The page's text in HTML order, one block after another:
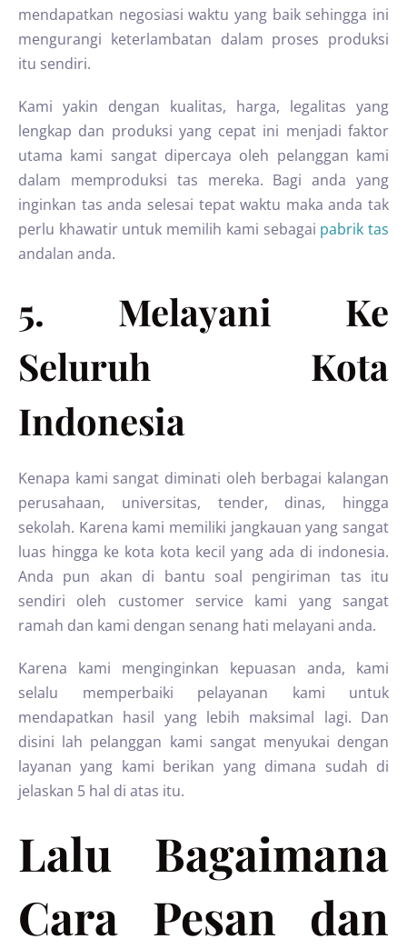
mendapatkan negosiasi waktu yang baik sehingga ini
mengurangi keterlambatan dalam proses produksi
itu sendiri.
Kami yakin dengan kualitas, harga, legalitas yang
lengkap dan produksi yang cepat ini menjadi faktor
utama kami sangat dipercaya oleh pelanggan kami
dalam memproduksi tas mereka. Bagi anda yang
inginkan tas anda selesai tepat waktu maka anda tak
perlu khawatir untuk memilih kami sebagai pabrik tas
andalan anda.
5. Melayani Ke
Seluruh Kota
Indonesia
Kenapa kami sangat diminati oleh berbagai kalangan
perusahaan, universitas, tender, dinas, hingga
sekolah. Karena kami memiliki jangkauan yang sangat
luas hingga ke kota kota kecil yang ada di indonesia.
Anda pun akan di bantu soal pengiriman tas itu
sendiri oleh customer service kami yang sangat
ramah dan kami dengan senang hati melayani anda.
Karena kami menginginkan kepuasan anda, kami
selalu memperbaiki pelayanan kami untuk
mendapatkan hasil yang lebih maksimal lagi. Dan
disini lah pelanggan kami sangat menyukai dengan
layanan yang kami berikan yang dimana sudah di
jelaskan 5 hal di atas itu.
Lalu Bagaimana
Cara Pesan dan